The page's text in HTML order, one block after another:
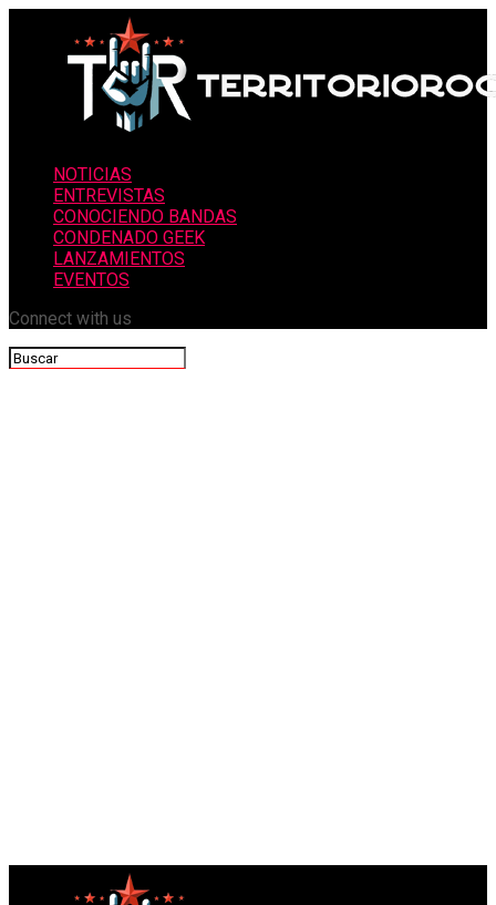
NOTICIAS
ENTREVISTAS
CONOCIENDO BANDAS
CONDENADO GEEK
LANZAMIENTOS
EVENTOS
Connect with us